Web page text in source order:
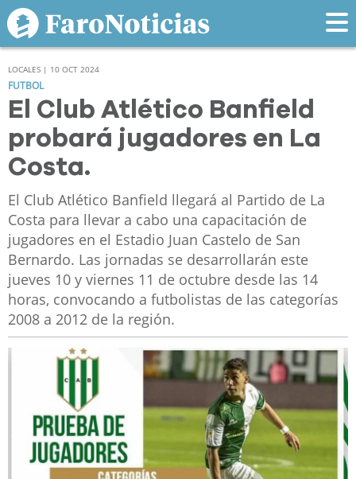
LOCALES | 10 OCT 2024
FUTBOL
El Club Atlético Banfield
probará jugadores en La
Costa.
El Club Atlético Banfield llegará al Partido de La
Costa para llevar a cabo una capacitación de
jugadores en el Estadio Juan Castelo de San
Bernardo. Las jornadas se desarrollarán este
jueves 10 y viernes 11 de octubre desde las 14
horas, convocando a futbolistas de las categorías
2008 a 2012 de la región.